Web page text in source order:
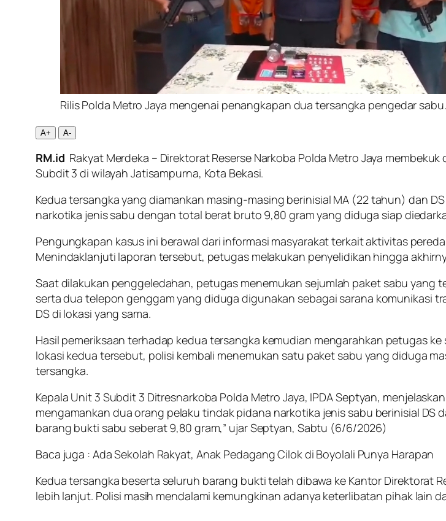
Rilis Polda Metro Jaya mengenai penangkapan dua tersangka pengedar
A+ A-
RM.id Rakyat Merdeka – Direktorat Reserse Narkoba Polda Metro Jaya
Subdit 3 di wilayah Jatisampurna, Kota Bekasi.
Kedua tersangka yang diamankan masing-masing berinisial MA (22 tahun) dan
narkotika jenis sabu dengan total berat bruto 9,80 gram yang diduga siap
Pengungkapan kasus ini berawal dari informasi masyarakat terkait aktivitas
Menindaklanjuti laporan tersebut, petugas melakukan penyelidikan hingga
Saat dilakukan penggeledahan, petugas menemukan sejumlah paket sabu yang
serta dua telepon genggam yang diduga digunakan sebagai sarana komunikasi
DS di lokasi yang sama.
Hasil pemeriksaan terhadap kedua tersangka kemudian mengarahkan petugas
lokasi kedua tersebut, polisi kembali menemukan satu paket sabu yang diduga
tersangka.
Kepala Unit 3 Subdit 3 Ditresnarkoba Polda Metro Jaya, IPDA Septyan,
mengamankan dua orang pelaku tindak pidana narkotika jenis sabu berinisial DS
barang bukti sabu seberat 9,80 gram,” ujar Septyan, Sabtu (6/6/2026)
Baca juga : Ada Sekolah Rakyat, Anak Pedagang Cilok di Boyolali Punya Harapan
Kedua tersangka beserta seluruh barang bukti telah dibawa ke Kantor Direktorat
lebih lanjut. Polisi masih mendalami kemungkinan adanya keterlibatan pihak lain